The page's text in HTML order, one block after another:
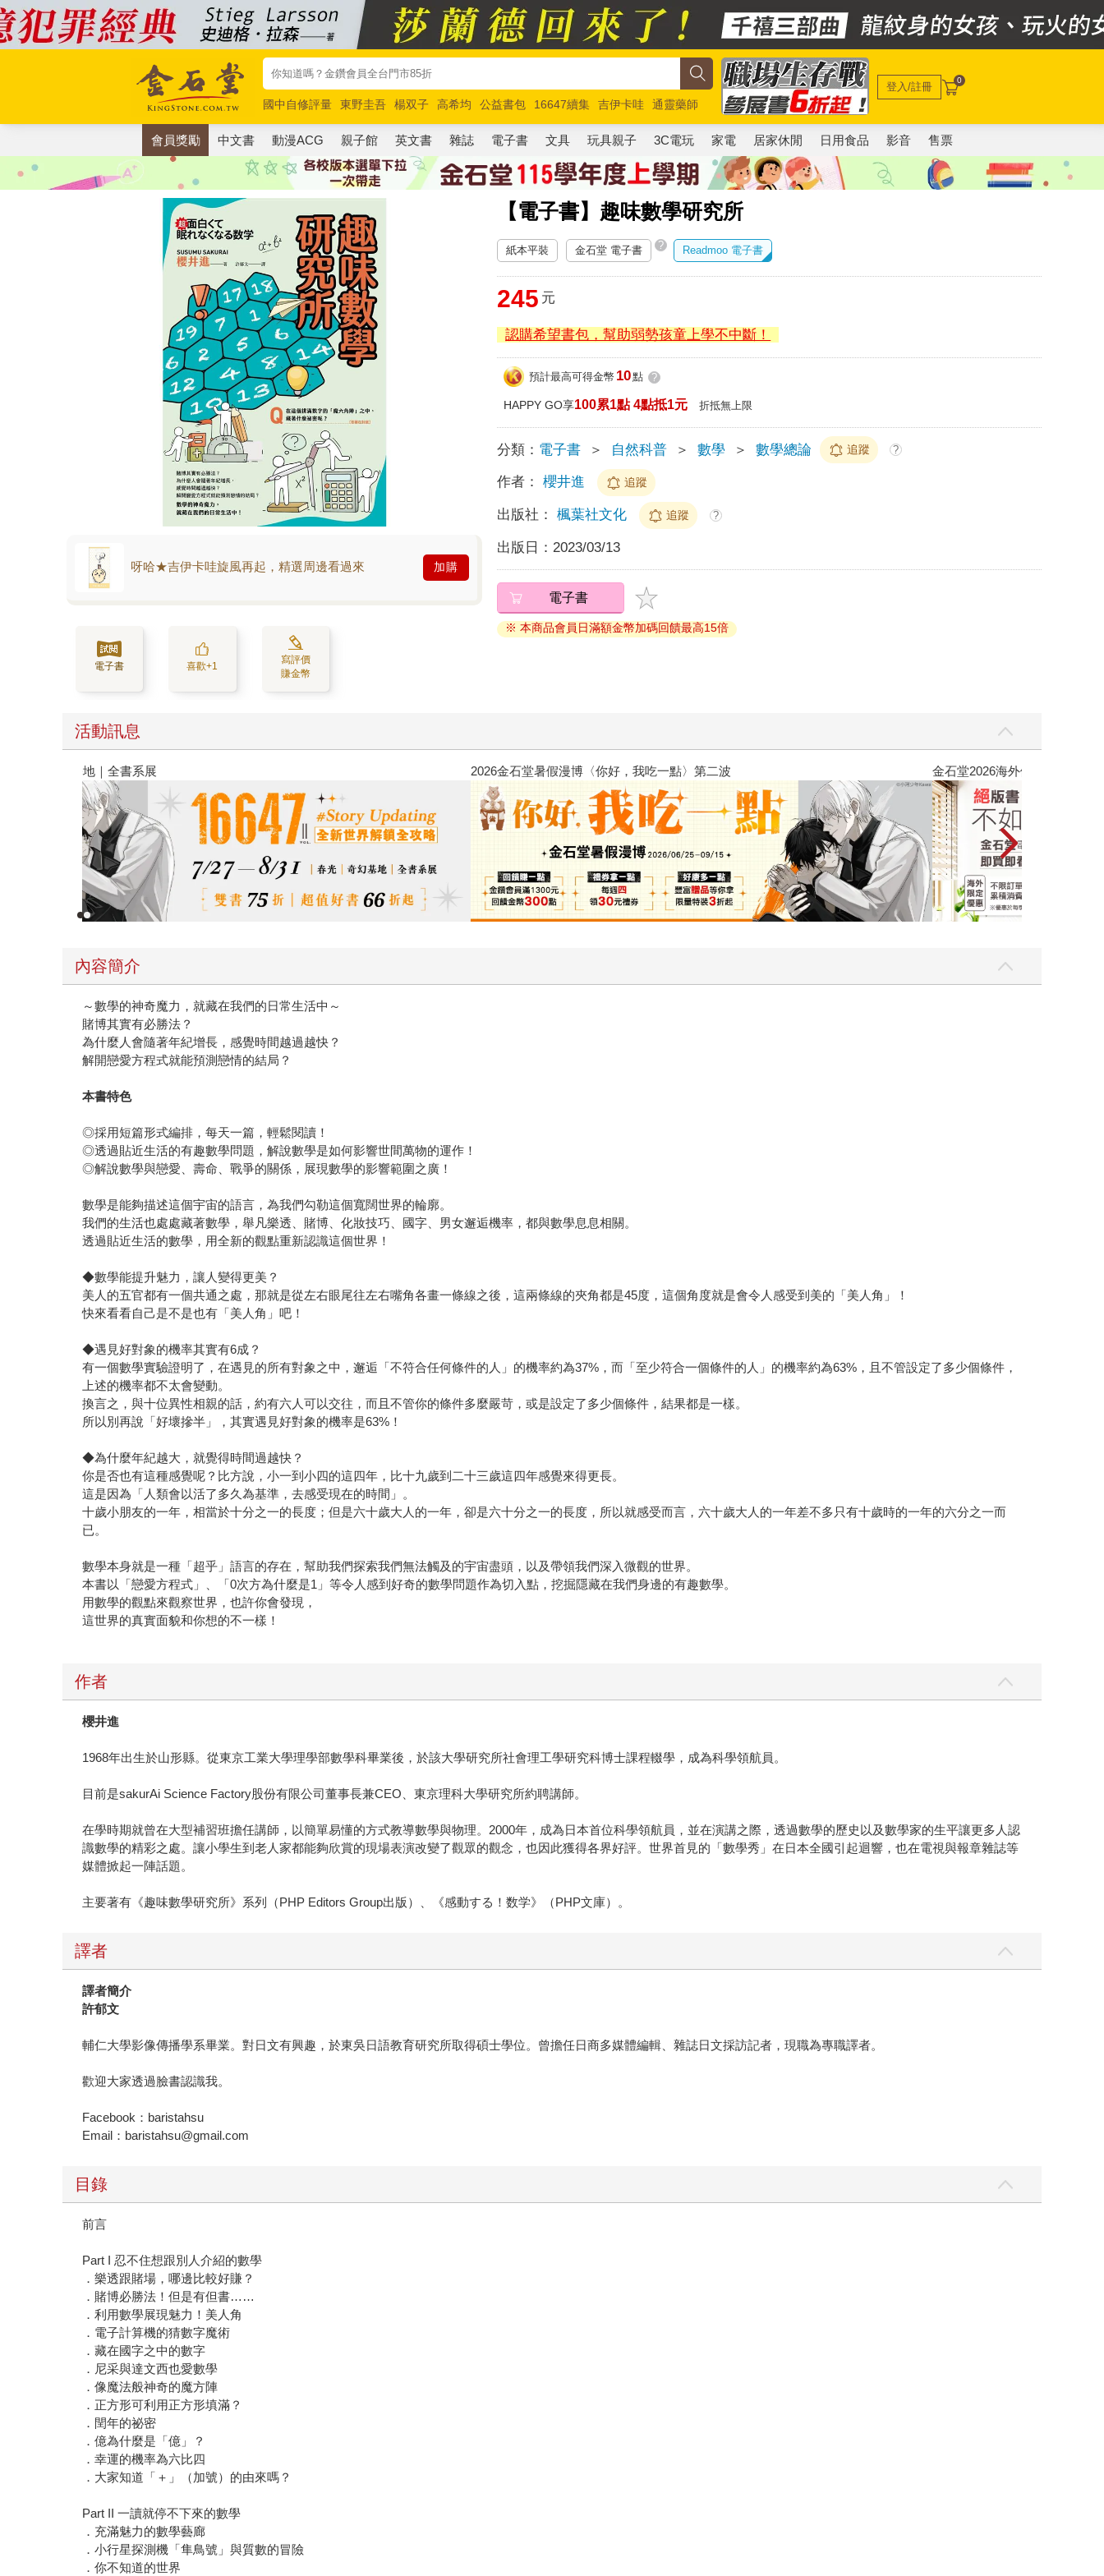
國中自修評量 東野圭吾 楊双子 高希均 公益書包 16647續集 吉伊卡哇
通靈藥師
唯紅花綻放
奧德賽 路邊攤新作 馬斯克 玩具總動員5 超慢跑
登入/註冊 0
會員獎勵 中文書 動漫ACG 親子館 英文書 雜誌 電子書 文具 玩具親子 3C電玩 家電 居家休閒 日用食品 影音 售票
【電子書】趣味數學研究所
呀哈★吉伊卡哇旋風再起，精選周邊看過來 加購
電子書 喜歡+1
寫評價
賺金幣
紙本平裝 金石堂 電子書 ? Readmoo 電子書
245 元
認購希望書包，幫助弱勢孩童上學不中斷！
預計最高可得金幣 10點 ?
HAPPY GO享100累1點 4點抵1元 折抵無上限
分類： 電子書 ＞ 自然科普 ＞ 數學 ＞ 數學總論 追蹤 ?
作者： 櫻井進 追蹤
出版社： 楓葉社文化 追蹤 ?
出版日： 2023/03/13
電子書
※ 本商品會員日滿額金幣加碼回饋最高15倍
活動訊息
春光ｘ奇幻基地｜全書系展 2026金石堂暑假漫博〈你好，我吃一點〉第二波 金石堂2026海
內容簡介
～數學的神奇魔力，就藏在我們的日常生活中～
賭博其實有必勝法？
為什麼人會隨著年紀增長，感覺時間越過越快？
解開戀愛方程式就能預測戀情的結局？
本書特色
◎採用短篇形式編排，每天一篇，輕鬆閱讀！
◎透過貼近生活的有趣數學問題，解說數學是如何影響世間萬物的運作！
◎解說數學與戀愛、壽命、戰爭的關係，展現數學的影響範圍之廣！
數學是能夠描述這個宇宙的語言，為我們勾勒這個寬闊世界的輪廓。
我們的生活也處處藏著數學，舉凡樂透、賭博、化妝技巧、國字、男女邂逅機率，都與數學息息相關。
透過貼近生活的數學，用全新的觀點重新認識這個世界！
◆數學能提升魅力，讓人變得更美？
美人的五官都有一個共通之處，那就是從左右眼尾往左右嘴角各畫一條線之後，這兩條線的夾角都是45度，這個角度就是會令人感受到美的「美人角」！
快來看看自己是不是也有「美人角」吧！
◆遇見好對象的機率其實有6成？
有一個數學實驗證明了，在遇見的所有對象之中，邂逅「不符合任何條件的人」的機率約為37%，而「至少符合一個條件的人」的機率約為63%，且不管設定了多少個條件，
上述的機率都不太會變動。
換言之，與十位異性相親的話，約有六人可以交往，而且不管你的條件多麼嚴苛，或是設定了多少個條件，結果都是一樣。
所以別再說「好壞摻半」，其實遇見好對象的機率是63%！
◆為什麼年紀越大，就覺得時間過越快？
你是否也有這種感覺呢？比方說，小一到小四的這四年，比十九歲到二十三歲這四年感覺來得更長。
這是因為「人類會以活了多久為基準，去感受現在的時間」。
十歲小朋友的一年，相當於十分之一的長度；但是六十歲大人的一年，卻是六十分之一的長度，所以就感受而言，六十歲大人的一年差不多只有十歲時的一年的六分之一而
已。
數學本身就是一種「超乎」語言的存在，幫助我們探索我們無法觸及的宇宙盡頭，以及帶領我們深入微觀的世界。
本書以「戀愛方程式」、「0次方為什麼是1」等令人感到好奇的數學問題作為切入點，挖掘隱藏在我們身邊的有趣數學。
用數學的觀點來觀察世界，也許你會發現，
這世界的真實面貌和你想的不一樣！
作者
櫻井進
1968年出生於山形縣。從東京工業大學理學部數學科畢業後，於該大學研究所社會理工學研究科博士課程輟學，成為科學領航員。
目前是sakurAi Science Factory股份有限公司董事長兼CEO、東京理科大學研究所約聘講師。
在學時期就曾在大型補習班擔任講師，以簡單易懂的方式教導數學與物理。2000年，成為日本首位科學領航員，並在演講之際，透過數學的歷史以及數學家的生平讓更多人認
識數學的精彩之處。讓小學生到老人家都能夠欣賞的現場表演改變了觀眾的觀念，也因此獲得各界好評。世界首見的「數學秀」在日本全國引起迴響，也在電視與報章雜誌等
媒體掀起一陣話題。
主要著有《趣味數學研究所》系列（PHP Editors Group出版）、《感動する！数学》（PHP文庫）。
譯者
譯者簡介
許郁文
輔仁大學影像傳播學系畢業。對日文有興趣，於東吳日語教育研究所取得碩士學位。曾擔任日商多媒體編輯、雜誌日文採訪記者，現職為專職譯者。
歡迎大家透過臉書認識我。
Facebook：baristahsu
Email：baristahsu@gmail.com
目錄
前言
Part I 忍不住想跟別人介紹的數學
．樂透跟賭場，哪邊比較好賺？
．賭博必勝法！但是有但書……
．利用數學展現魅力！美人角
．電子計算機的猜數字魔術
．藏在國字之中的數字
．尼采與達文西也愛數學
．像魔法般神奇的魔方陣
．正方形可利用正方形填滿？
．閏年的祕密
．億為什麼是「億」？
．幸運的機率為六比四
．大家知道「＋」（加號）的由來嗎？
Part II 一讀就停不下來的數學
．充滿魅力的數學藝廊
．小行星探測機「隼鳥號」與質數的冒險
．你不知道的世界